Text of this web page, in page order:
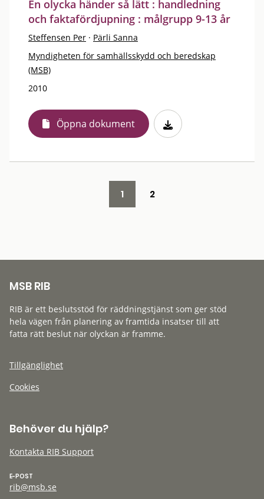
En olycka händer så lätt : handledning
och faktafördjupning : målgrupp 9-13 år
Steffensen Per · Pärli Sanna
Myndigheten för samhällsskydd och beredskap
(MSB)
2010
Öppna dokument
1 2
MSB RIB
RIB är ett beslutsstöd för räddningstjänst som ger stöd
hela vägen från planering av framtida insatser till att
fatta rätt beslut när olyckan är framme.
Tillgänglighet
Cookies
Behöver du hjälp?
Kontakta RIB Support
E-POST
rib@msb.se